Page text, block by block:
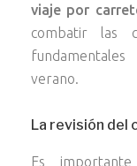
viaje por
combatir las
verano.
La revisión del
Es